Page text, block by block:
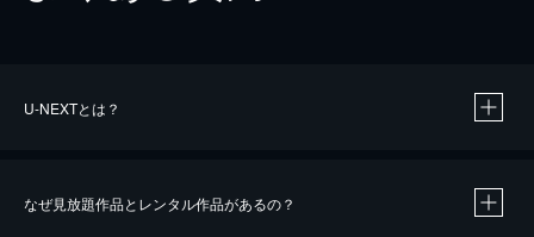
U-NEXTとは？
なぜ見放題作品とレンタル作品があるの？